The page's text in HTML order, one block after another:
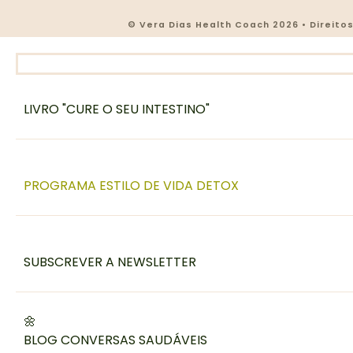
© Vera Dias Health Coach 2026 •
LIVRO "CURE O SEU INTESTINO"
PROGRAMA ESTILO DE VIDA DETOX
SUBSCREVER A NEWSLETTER
🌼
BLOG CONVERSAS SAUDÁVEIS